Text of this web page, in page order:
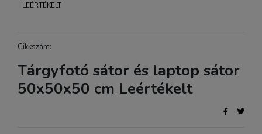
LEÉRTÉKELT
Cikkszám:
Tárgyfotó sátor és laptop sátor
50x50x50 cm Leértékelt